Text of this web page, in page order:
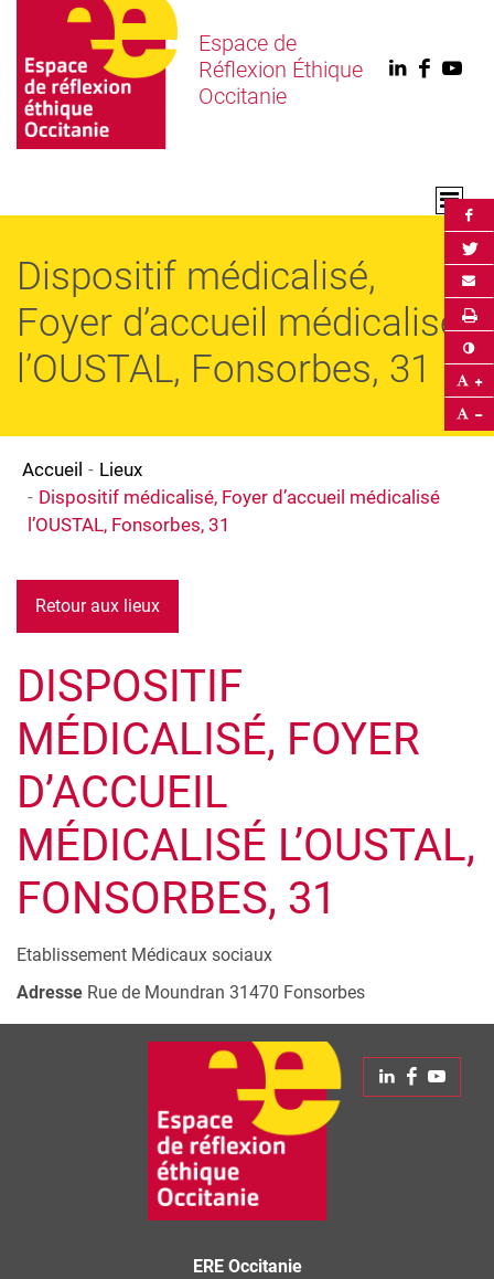
Espace de
Réflexion Éthique
Occitanie
Linkedin
Dispositif médicalisé,
Foyer d’accueil médicalisé
l’OUSTAL, Fonsorbes, 31
Accueil
Lieux
Dispositif médicalisé, Foyer d’accueil médicalisé
l’OUSTAL, Fonsorbes, 31
Retour aux lieux
DISPOSITIF
MÉDICALISÉ, FOYER
D’ACCUEIL
MÉDICALISÉ L’OUSTAL,
FONSORBES, 31
Etablissement Médicaux sociaux
Adresse Rue de Moundran 31470 Fonsorbes
Linkedin
ERE Occitanie